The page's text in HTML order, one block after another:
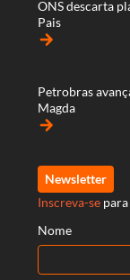
ONS descarta
Pais
arrow_forward
Petrobras
Magda
arrow_forward
Newsletter
Inscreva-se
Nome